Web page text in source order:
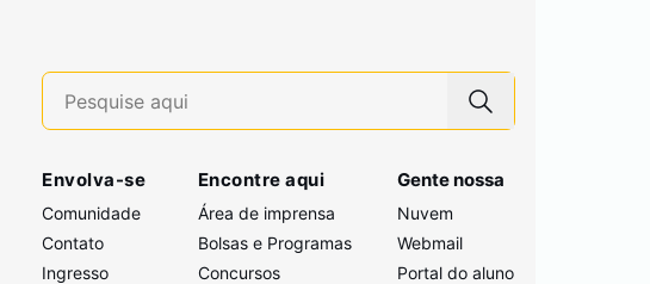
Envolva-se
Comunidade
Contato
Ingresso
Encontre aqui
Área de imprensa
Bolsas e Programas
Concursos
Gente nossa
Nuvem
Webmail
Portal do aluno